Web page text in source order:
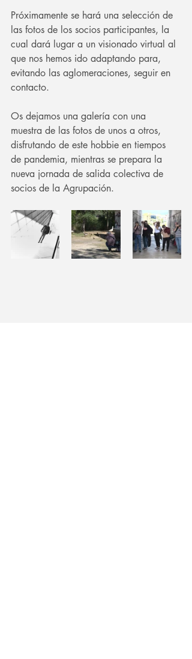
Próximamente se hará una selección de
las fotos de los socios participantes, la
cual dará lugar a un visionado virtual al
que nos hemos ido adaptando para,
evitando las aglomeraciones, seguir en
contacto.
Os dejamos una galería con una
muestra de las fotos de unos a otros,
disfrutando de este hobbie en tiempos
de pandemia, mientras se prepara la
nueva jornada de salida colectiva de
socios de la Agrupación.